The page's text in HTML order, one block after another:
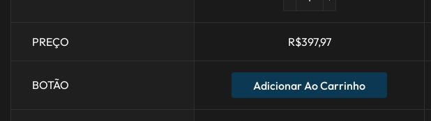
PREÇO R$397,97
BOTÃO Adicionar Ao Carrinho